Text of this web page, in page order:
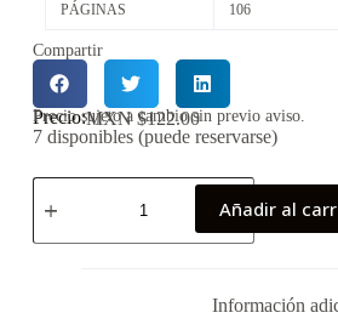
PÁGINAS 106
Compartir
Precio:MXN $122.00
Precio sujeto a cambio sin previo aviso.
7 disponibles (puede reservarse)
Añadir al
Información